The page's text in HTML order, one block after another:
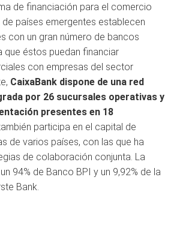
de financiación para el comercio
países emergentes establecen
con un gran número de bancos
que éstos puedan financiar
con empresas del sector
CaixaBank dispone de una red
por 26 sucursales operativas y
presentes en 18
participa en el capital de
de varios países, con las que ha
de colaboración conjunta. La
94% de Banco BPI y un 9,92% de la
Bank.